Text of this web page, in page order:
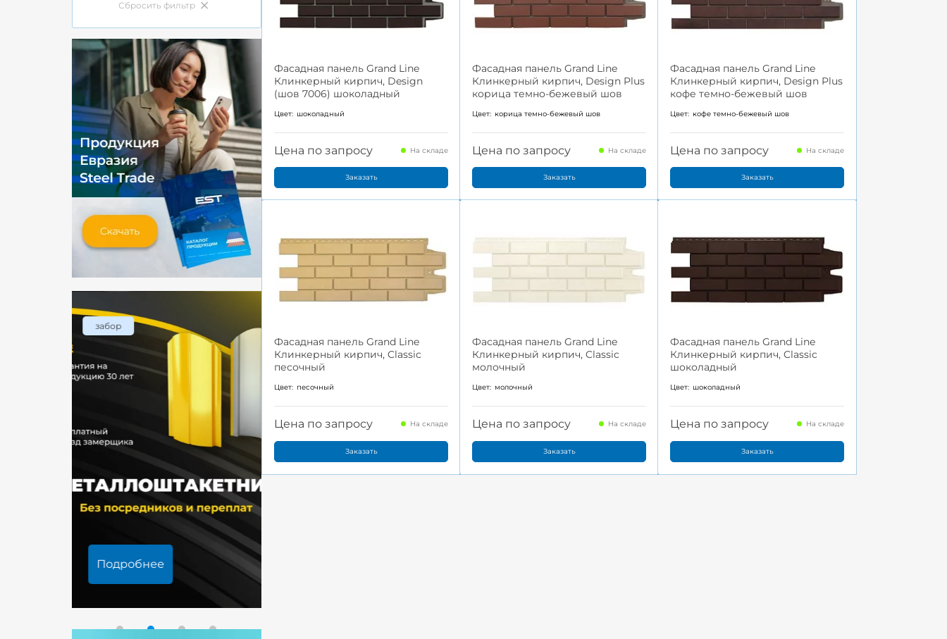
забор
Подробнее
Фасадная панель Grand Line
Клинкерный кирпич, Design
(шов 7006) шоколадный
Цвет: шоколадный
Цена по запросу На складе
Заказать
Фасадная панель Grand Line
Клинкерный кирпич, Design Plus
корица темно-бежевый шов
Цвет: корица темно-бежевый шов
Цена по запросу На складе
Заказать
Фасадная панель Grand Line
Клинкерный кирпич, Design Plus
кофе темно-бежевый шов
Цвет: кофе темно-бежевый шов
Цена по запросу На складе
Заказать
Фасадная панель Grand Line
Клинкерный кирпич, Classic
песочный
Цвет: песочный
Цена по запросу На складе
Заказать
Фасадная панель Grand Line
Клинкерный кирпич, Classic
молочный
Цвет: молочный
Цена по запросу На складе
Заказать
Фасадная панель Grand Line
Клинкерный кирпич, Classic
шоколадный
Цвет: шоколадный
Цена по запросу На складе
Заказать